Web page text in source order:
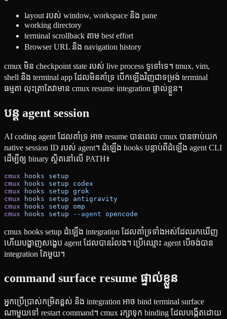
layout របស់ window, workspace និង pane
working directory
terminal scrollback តាម best effort
Browser URL និង navigation history
cmux មិន checkpoint state របស់ live process ទូទៅទេ។ tmux, vim,
shell និង terminal app ដែលមិនគាំទ្រ បើកឡើងវិញជាទម្រង់ terminal
ធម្មតា លុះត្រាតែវាមាន cmux resume integration ផ្ទាល់ខ្លួន។
បន្ត agent session
AI coding agent ដែលគាំទ្រ អាច resume បានពេល cmux បានចាប់យក
native session ID របស់ agent។ ដំឡើង hooks បន្ទាប់ពីដំឡើង agent CLI
ដើម្បីឲ្យ binary ស្ថិតនៅលើ PATH៖
cmux hooks setup
cmux hooks setup codex
cmux hooks setup grok
cmux hooks setup antigravity
cmux hooks setup omp
cmux hooks setup --agent opencode
cmux hooks setup ដំឡើង integration ដែលគាំទ្រទាំងអស់ដែលរកឃើញ
ហើយបង្ហាញសង្ខេប agent ដែលបានរំលង។ ប្រើឈ្មោះ agent បើចង់បាន
integration តែមួយ។
command surface resume ផ្ទាល់ខ្លួន
អ្នកប្រើប្រាស់កម្រិតខ្ពស់ និង integration អាច bind terminal surface
ណាមួយទៅ restart command។ cmux រក្សាទុក binding ដែលបង្កើតដោយ